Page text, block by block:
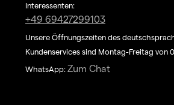
Interessenten:
+49 69427299103
Unsere Öffnungszeiten des
Kundenservices sind Montag-Freitag von
WhatsApp: Zum Chat